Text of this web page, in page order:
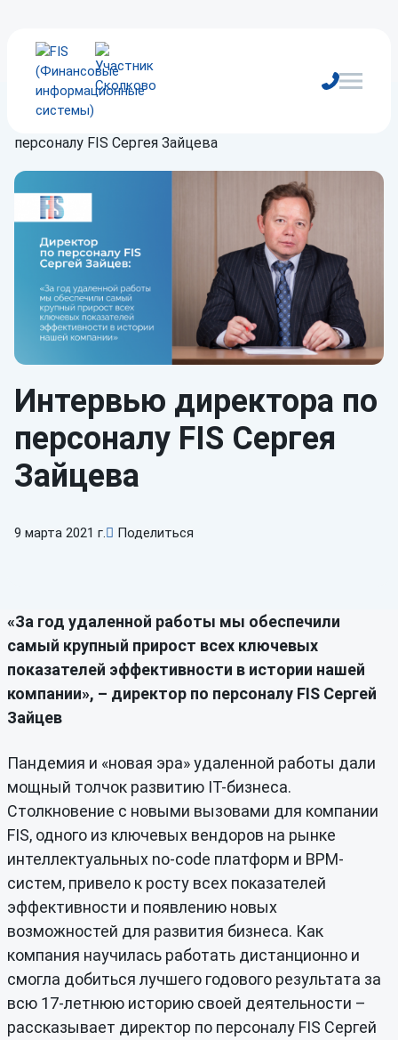
Блог
персоналу FIS Сергея Зайцева
Интервью директора по
персоналу FIS Сергея
Зайцева
9 марта 2021 г. Поделиться
«За год удаленной работы мы обеспечили
самый крупный прирост всех ключевых
показателей эффективности в истории нашей
компании», – директор по персоналу FIS Сергей
Зайцев
Пандемия и «новая эра» удаленной работы дали
мощный толчок развитию IT-бизнеса.
Столкновение с новыми вызовами для компании
FIS, одного из ключевых вендоров на рынке
интеллектуальных no-code платформ и BPM-
систем, привело к росту всех показателей
эффективности и появлению новых
возможностей для развития бизнеса. Как
компания научилась работать дистанционно и
смогла добиться лучшего годового результата за
всю 17-летнюю историю своей деятельности –
рассказывает директор по персоналу FIS Сергей